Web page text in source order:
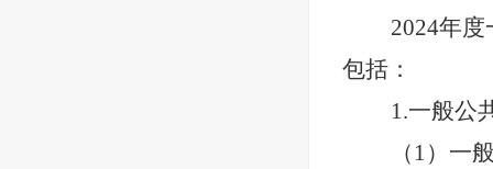
2024年
包括：
1.一般公
（ 1）一